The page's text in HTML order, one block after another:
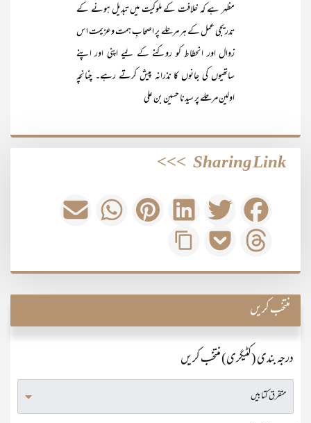
مظہر ہے کہ خلافت کے ملوکیت میں تبدیل ہونے کے
تدریجی عمل کے ہر مرحلے پر اصحابِ ہمت وعزیمت اس
زوال اور انحطاط کو روکنے کے لیے اپنی اور اپنے
ساتھیوں کی جانوں کا نذرانہ پیش کرتے رہے۔ چنانچہ
اولین مرحلے پر سیدنا حسین بن علی
Sharing Link
>>>
منتخب کریں
درجہ بندی (کٹیگری) منتخب کریں